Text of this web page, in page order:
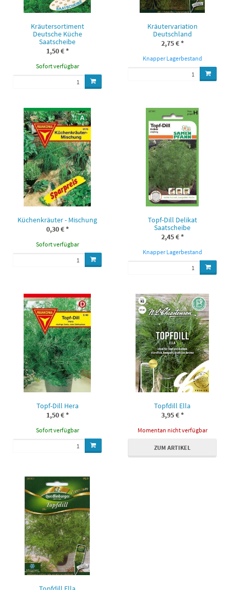
Kräutersortiment
Deutsche Küche
Saatscheibe
1,50 €*
Sofort verfügbar
Kräutervariation
Deutschland
2,75 €*
Knapper Lagerbestand
Küchenkräuter - Mischung
0,30 €*
Sofort verfügbar
Topf-Dill Delikat
Saatscheibe
2,45 €*
Knapper Lagerbestand
Topf-Dill Hera
1,50 €*
Sofort verfügbar
Topfdill Ella
3,95 €*
Momentan nicht verfügbar
ZUM ARTIKEL